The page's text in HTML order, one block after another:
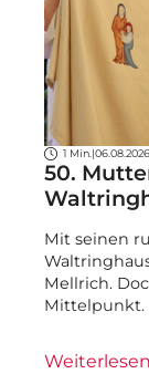
1 Min.| 06.08.2026
50.
Mit seinen
Mellrich.
Mittelpunkt.
Weiterlesen